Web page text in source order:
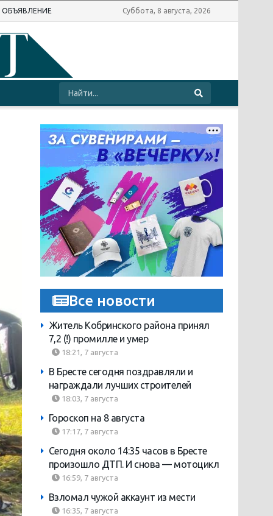
ОБЪЯВЛЕНИЕ Суббота, 8 августа, 2026
Все новости
Житель Кобринского района принял
7,2 (!) промилле и умер
18:21, 7 августа
В Бресте сегодня поздравляли и
награждали лучших строителей
18:03, 7 августа
Гороскоп на 8 августа
17:17, 7 августа
Сегодня около 14:35 часов в Бресте
произошло ДТП. И снова — мотоцикл
16:59, 7 августа
Взломал чужой аккаунт из мести
16:35, 7 августа